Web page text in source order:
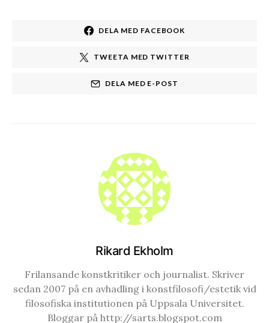
DELA MED FACEBOOK
TWEETA MED TWITTER
DELA MED E-POST
Rikard Ekholm
Frilansande konstkritiker och journalist. Skriver
sedan 2007 på en avhadling i konstfilosofi/estetik vid
filosofiska institutionen på Uppsala Universitet.
Bloggar på http://sarts.blogspot.com